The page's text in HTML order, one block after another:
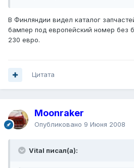
В Финляндии видел каталог
бампер под европейский номер без
230 евро.
Цитата
Moonraker
Опубликовано 9 Июня 2008
Vital писал(а):